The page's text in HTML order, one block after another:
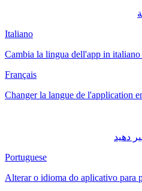
Italiano
Cambia la lingua dell'app in
Français
Changer la langue de l'application
Portuguese
Alterar o idioma do aplicativo para